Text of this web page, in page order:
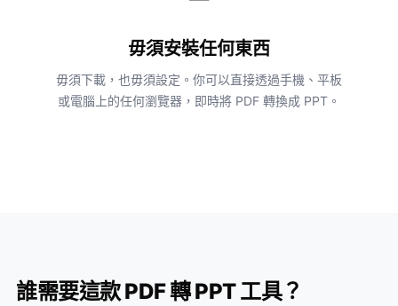
毋須安裝任何東西
毋須下載，也毋須設定。你可以直接透過手機、平板
或電腦上的任何瀏覽器，即時將 PDF 轉換成 PPT。
誰需要這款 PDF 轉 PPT 工具？